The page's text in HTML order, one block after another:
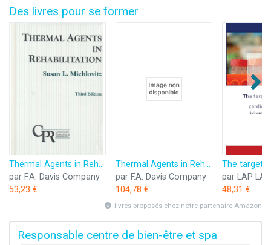
Des livres pour se former
Thermal Agents in Rehabilitation
par F.A. Davis Company
53,23 €
Thermal Agents in Rehabilitation
par F.A. Davis Company
104,78 €
48,31 €
livres proposés chez notre partenaire Amazon
Responsable centre de bien-être et spa